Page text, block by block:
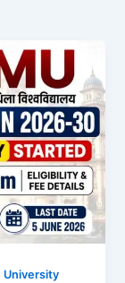
University